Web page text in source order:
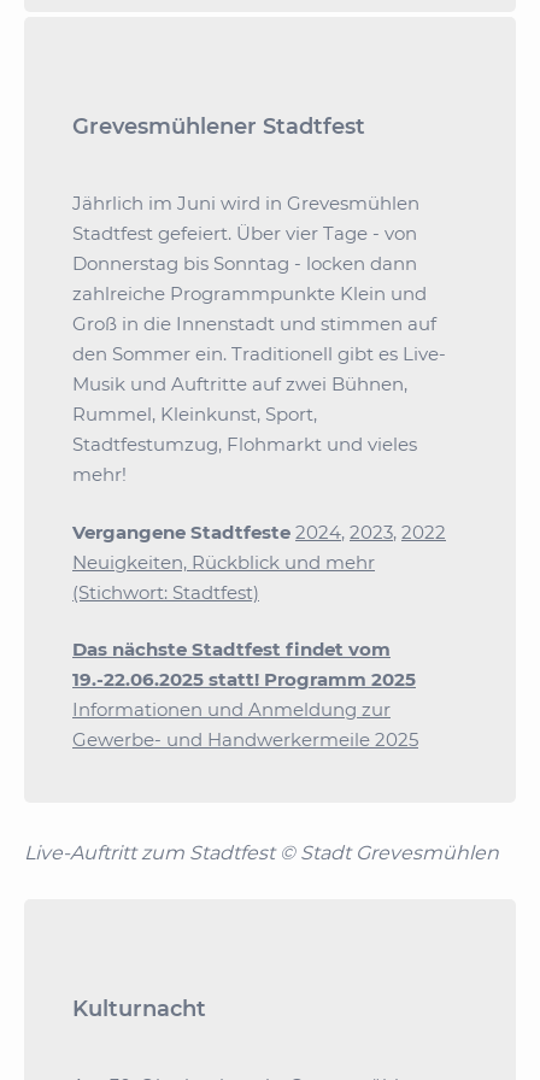
Grevesmühlener Stadtfest
Jährlich im Juni wird in Grevesmühlen
Stadtfest gefeiert. Über vier Tage - von
Donnerstag bis Sonntag - locken dann
zahlreiche Programmpunkte Klein und
Groß in die Innenstadt und stimmen auf
den Sommer ein. Traditionell gibt es Live-
Musik und Auftritte auf zwei Bühnen,
Rummel, Kleinkunst, Sport,
Stadtfestumzug, Flohmarkt und vieles
mehr!
Vergangene Stadtfeste 2024, 2023, 2022
Neuigkeiten, Rückblick und mehr
(Stichwort: Stadtfest)
Das nächste Stadtfest findet vom
19.-22.06.2025 statt! Programm 2025
Informationen und Anmeldung zur
Gewerbe- und Handwerkermeile 2025
Live-Auftritt zum Stadtfest © Stadt Grevesmühlen
Kulturnacht